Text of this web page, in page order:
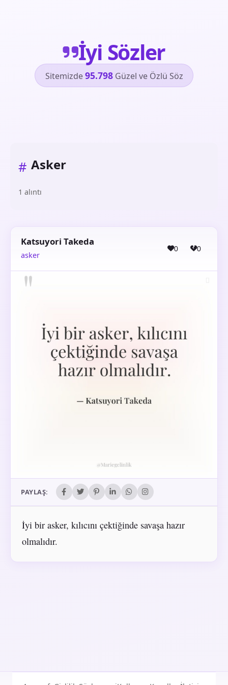
İyi Sözler
Sitemizde95.798Güzel ve Özlü Söz
# Asker
1 alıntı
Katsuyori Takeda
asker
0 0
PAYLAŞ:
İyi bir asker, kılıcını çektiğinde savaşa hazır
olmalıdır.